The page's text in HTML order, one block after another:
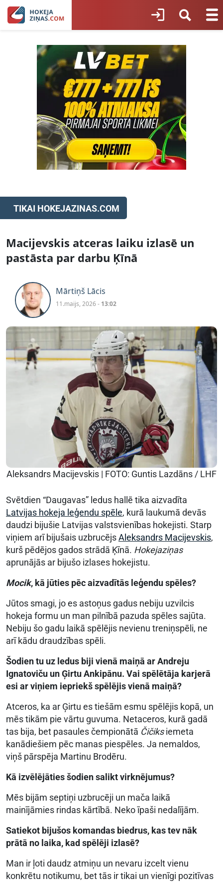
TIKAI HOKEJAZINAS.COM
Macijevskis atceras laiku izlasē un
pastāsta par darbu Ķīnā
Mārtiņš Lācis
11.maijs, 2026 - 13:02
Aleksandrs Macijevskis | FOTO: Guntis Lazdāns / LHF
Svētdien “Daugavas” ledus hallē tika aizvadīta
Latvijas hokeja leģendu spēle, kurā laukumā devās
daudzi bijušie Latvijas valstsvienības hokejisti. Starp
viņiem arī bijušais uzbrucējsAleksandrs Macijevskis,
kurš pēdējos gados strādā Ķīnā. Hokejaziņas
aprunājās ar bijušo izlases hokejistu.
Mocik, kā jūties pēc aizvadītās leģendu spēles?
Jūtos smagi, jo es astoņus gadus nebiju uzvilcis
hokeja formu un man pilnībā pazuda spēles sajūta.
Nebiju šo gadu laikā spēlējis nevienu treniņspēli, ne
arī kādu draudzības spēli.
Šodien tu uz ledus biji vienā maiņā ar Andreju
Ignatoviču un Ģirtu Ankipānu. Vai spēlētāja karjerā
esi ar viņiem iepriekš spēlējis vienā maiņā?
Atceros, ka ar Ģirtu es tiešām esmu spēlējis kopā, un
mēs tikām pie vārtu guvuma. Netaceros, kurā gadā
tas bija, bet pasaules čempionātā Čičiksiemeta
kanādiešiem pēc manas piespēles. Ja nemaldos,
viņš pārspēja Martinu Brodēru.
Kā izvēlējāties šodien salikt virknējumus?
Mēs bijām septiņi uzbrucēji un mača laikā
mainījāmies rindas kārtībā. Neko īpaši nedalījām.
Satiekot bijušos komandas biedrus, kas tev nāk
prātā no laika, kad spēlēji izlasē?
Man ir ļoti daudz atmiņu un nevaru izcelt vienu
konkrētu notikumu, bet tās ir tikai un vienīgi pozitīvas